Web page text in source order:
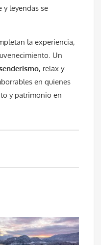
y leyendas se
la experiencia,
Un
, relax y
en quienes
y patrimonio en